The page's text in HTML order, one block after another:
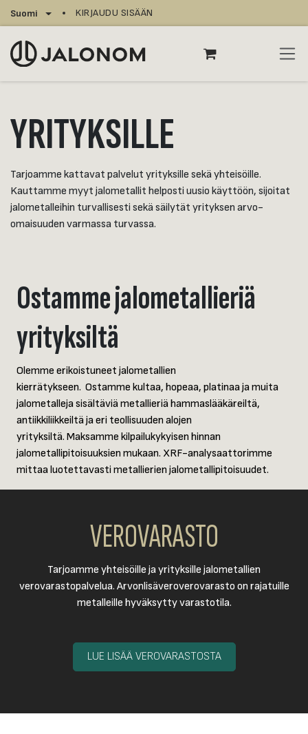
Siirry sisältöön
Suomi KIRJAUDU SISÄÄN
YRITYKSILLE
Tarjoamme kattavat palvelut yrityksille sekä yhteisöille.
Kauttamme myyt jalometallit helposti uusio käyttöön, sijoitat
jalometalleihin turvallisesti sekä säilytät yrityksen arvo-
omaisuuden varmassa turvassa.
Ostamme jalometallieriä
yrityksiltä
Olemme erikoistuneet jalometallien
kierrätykseen. Ostamme kultaa, hopeaa, platinaa ja muita
jalometalleja sisältäviä metallieriä hammaslääkäreiltä,
antiikkiliikkeiltä ja eri teollisuuden alojen
yrityksiltä. Maksamme kilpailukykyisen hinnan
jalometallipitoisuuksien mukaan. XRF-analysaattorimme
mittaa luotettavasti metallierien jalometallipitoisuudet.
VEROVARASTO
Tarjoamme yhteisöille ja yrityksille jalometallien
verovarastopalvelua. Arvonlisäveroverovarasto on rajatuille
metalleille hyväksytty varastotila.
LUE LISÄÄ VEROVARASTOSTA